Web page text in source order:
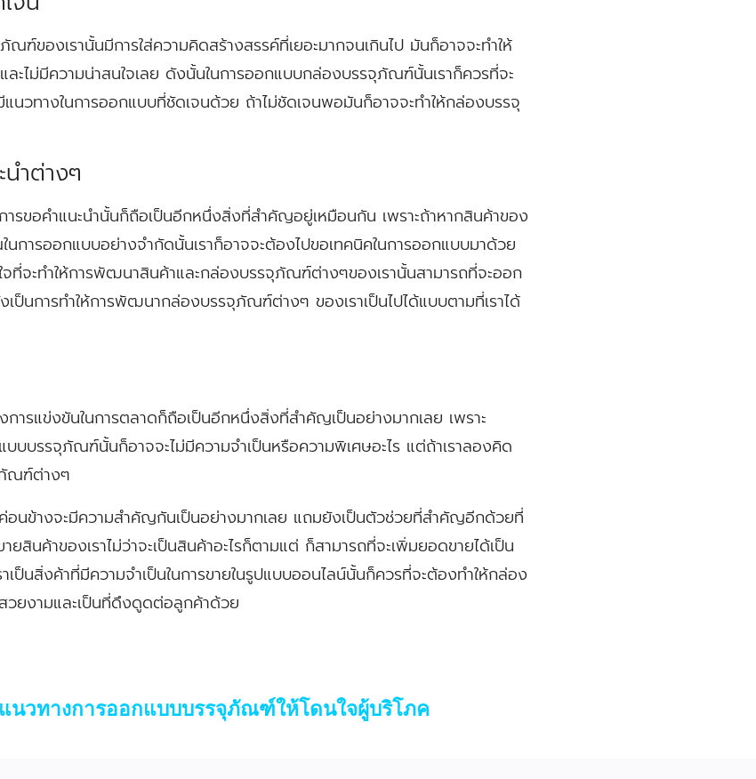
ฑ์ของเรานั้นมีการใส่ความคิดสร้างสรรค์ที่เยอะมากจนเกินไป มันก็อาจจะทำให้
ะไม่มีความน่าสนใจเลย ดังนั้นในการออกแบบกล่องบรรจุภัณฑ์นั้นเราก็ควรที่จะ
นวทางในการออกแบบที่ชัดเจนด้วย ถ้าไม่ชัดเจนพอมันก็อาจจะทำให้กล่องบรรจุ
ำต่างๆ
ารขอคำแนะนำนั้นก็ถือเป็นอีกหนึ่งสิ่งที่สำคัญอยู่เหมือนกัน เพราะถ้าหากสินค้าของ
นการออกแบบอย่างจำกัดนั้นเราก็อาจจะต้องไปขอเทคนิคในการออกแบบมาด้วย
จที่จะทำให้การพัฒนาสินค้าและกล่องบรรจุภัณฑ์ต่างๆของเรานั้นสามารถที่จะออก
ป็นการทำให้การพัฒนากล่องบรรจุภัณฑ์ต่างๆ ของเราเป็นไปได้แบบตามที่เราได้
การแข่งขันในการตลาดก็ถือเป็นอีกหนึ่งสิ่งที่สำคัญเป็นอย่างมากเลย เพราะ
บบรรจุภัณฑ์นั้นก็อาจจะไม่มีความจำเป็นหรือความพิเศษอะไร แต่ถ้าเราลองคิด
ภัณฑ์ต่างๆ
นข้างจะมีความสำคัญกันเป็นอย่างมากเลย แถมยังเป็นตัวช่วยที่สำคัญอีกด้วยที่
ยสินค้าของเราไม่ว่าจะเป็นสินค้าอะไรก็ตามแต่ ก็สามารถที่จะเพิ่มยอดขายได้เป็น
ป็นสิ่งค้าที่มีความจำเป็นในการขายในรูปแบบออนไลน์นั้นก็ควรที่จะต้องทำให้กล่อง
ยงามและเป็นที่ดึงดูดต่อลูกค้าด้วย
นวทางการออกแบบบรรจุภัณฑ์ให้โดนใจผู้บริโภค